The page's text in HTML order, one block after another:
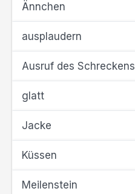
Ännchen
ausplaudern
Ausruf des Schreckens
glatt
Jacke
Küssen
Meilenstein